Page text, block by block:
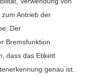
Antrieb der
Der
Bremsfunktion
dass das Etikett
genau ist.